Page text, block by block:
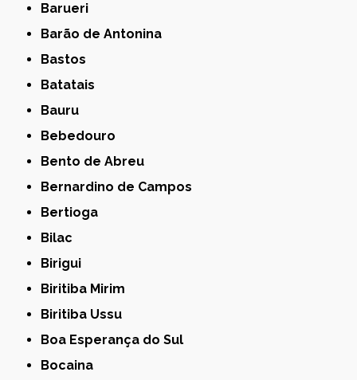
Barueri
Barão de Antonina
Bastos
Batatais
Bauru
Bebedouro
Bento de Abreu
Bernardino de Campos
Bertioga
Bilac
Birigui
Biritiba Mirim
Biritiba Ussu
Boa Esperança do Sul
Bocaina